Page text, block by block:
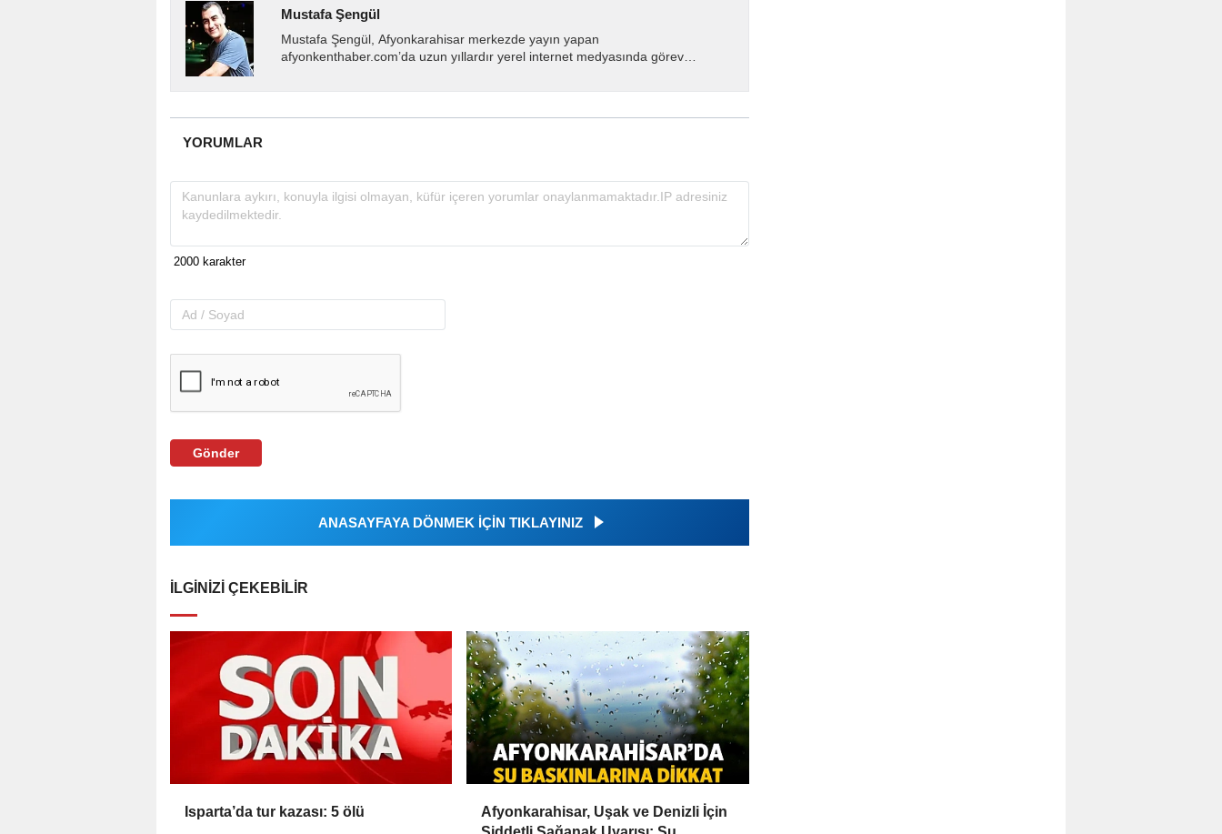
Mustafa Şengül
Mustafa Şengül, Afyonkarahisar merkezde yayın yapan
afyonkenthaber.com’da uzun yıllardır yerel internet medyasında görev
YORUMLAR
Gönder
ANASAYFAYA DÖNMEK İÇİN TIKLAYINIZ
İLGINIZI ÇEKEBILIR
Isparta’da tur kazası: 5 ölü
Afyonkarahisar, Uşak ve Denizli İçin